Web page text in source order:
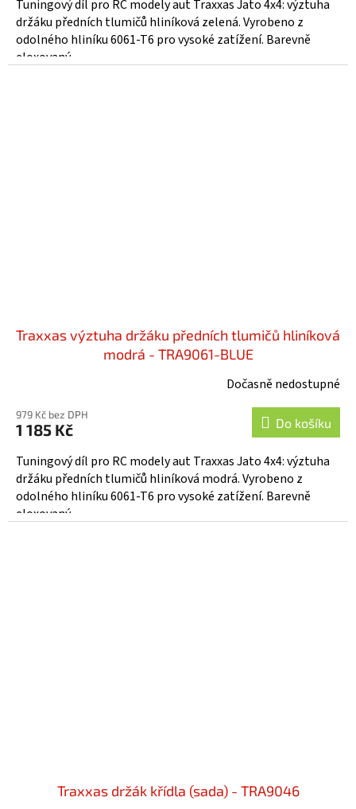
Tuningový díl pro RC modely aut Traxxas Jato 4x4: výztuha
držáku předních tlumičů hliníková zelená. Vyrobeno z
odolného hliníku 6061-T6 pro vysoké zatížení. Barevně
eloxovaný...
Traxxas výztuha držáku předních tlumičů hliníková
modrá - TRA9061-BLUE
Dočasně nedostupné
979 Kč bez DPH
1 185 Kč Do košíku
Tuningový díl pro RC modely aut Traxxas Jato 4x4: výztuha
držáku předních tlumičů hliníková modrá. Vyrobeno z
odolného hliníku 6061-T6 pro vysoké zatížení. Barevně
eloxovaný...
Traxxas držák křídla (sada) - TRA9046